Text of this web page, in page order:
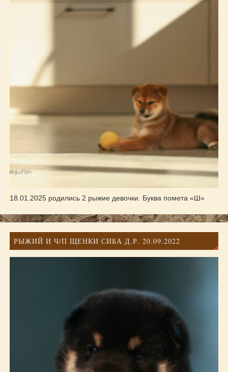
18.01.2025 родились 2 рыжие девочки. Буква помета «Ш»
РЫЖИЙ И Ч/П ЩЕНКИ СИБА Д.Р. 20.09.2022